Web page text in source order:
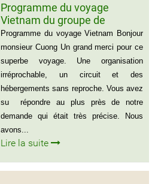
Programme du voyage
Vietnam du groupe de
madame et Mr Jean Marie
Cannac
Programme du voyage Vietnam Bonjour
monsieur Cuong Un grand merci pour ce
superbe voyage. Une organisation
irréprochable, un circuit et des
hébergements sans reproche. Vous avez
su répondre au plus près de notre
demande qui était très précise. Nous
avons...
Lire la suite